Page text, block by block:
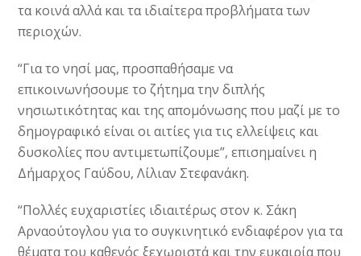
τα κοινά αλλά και τα ιδιαίτερα προβλήματα των
περιοχών.
“Για το νησί μας, προσπαθήσαμε να
επικοινωνήσουμε το ζήτημα την διπλής
νησιωτικότητας και της απομόνωσης που μαζί με το
δημογραφικό είναι οι αιτίες για τις ελλείψεις και
δυσκολίες που αντιμετωπίζουμε”, επισημαίνει η
Δήμαρχος Γαύδου, Λίλιαν Στεφανάκη.
“Πολλές ευχαριστίες ιδιαιτέρως στον κ. Σάκη
Αρναούτογλου για το συγκινητικό ενδιαφέρον για τα
θέματα του καθενός ξεχωριστά και την ευκαιρία που